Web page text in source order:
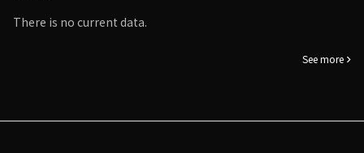
There is no current data.
See more